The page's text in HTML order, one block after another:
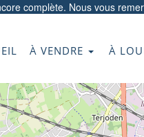
complète. Nous vous
À VENDRE À